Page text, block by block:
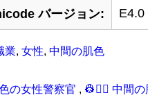
バージョン: E4.0
業, 女性, 中間の肌色
の女性警察官 , 👷‍🏽‍‍‍♀‍️ 中間